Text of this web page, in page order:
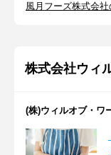
風月フーズ株式会
株式会社ウィ
(株)ウィルオブ・ワ